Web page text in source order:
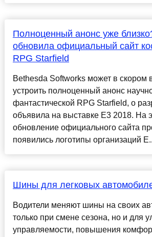
Полноценный анонс уже
обновила официальный сайт
RPG Starfield
Bethesda Softworks может в скором
устроить полноценный анонс
фантастической RPG Starfield, о
объявила на выставке Е3 2018. На
обновление официального сайта
появились логотипы организаций
Шины для легковых
Водители меняют шины на своих
только при смене сезона, но и для
управляемости, повышения